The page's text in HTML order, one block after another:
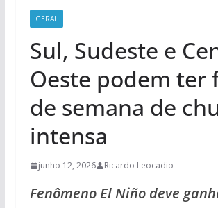
GERAL
Sul, Sudeste e
Oeste podem ter
de semana de
intensa
junho 12, 2026 Ricardo Leocadio
Fenômeno El Niño deve